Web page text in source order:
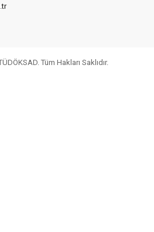
Tüm Hakları Saklıdır.